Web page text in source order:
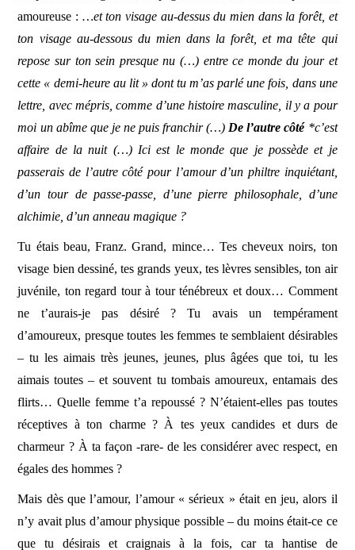
amoureuse : …et ton visage au-dessus du mien dans la forêt, et
ton visage au-dessous du mien dans la forêt, et ma tête qui
repose sur ton sein presque nu (…) entre ce monde du jour et
cette « demi-heure au lit » dont tu m’as parlé une fois, dans une
lettre, avec mépris, comme d’une histoire masculine, il y a pour
moi un abîme que je ne puis franchir (…) De l’autre côté*c’est
affaire de la nuit (…) Ici est le monde que je possède et je
passerais de l’autre côté pour l’amour d’un philtre inquiétant,
d’un tour de passe-passe, d’une pierre philosophale, d’une
alchimie, d’un anneau magique ?
Tu étais beau, Franz. Grand, mince… Tes cheveux noirs, ton
visage bien dessiné, tes grands yeux, tes lèvres sensibles, ton air
juvénile, ton regard tour à tour ténébreux et doux… Comment
ne t’aurais-je pas désiré ? Tu avais un tempérament
d’amoureux, presque toutes les femmes te semblaient désirables
– tu les aimais très jeunes, jeunes, plus âgées que toi, tu les
aimais toutes – et souvent tu tombais amoureux, entamais des
flirts… Quelle femme t’a repoussé ? N’étaient-elles pas toutes
réceptives à ton charme ? À tes yeux candides et durs de
charmeur ? À ta façon -rare- de les considérer avec respect, en
égales des hommes ?
Mais dès que l’amour, l’amour « sérieux » était en jeu, alors il
n’y avait plus d’amour physique possible – du moins était-ce ce
que tu désirais et craignais à la fois, car ta hantise de